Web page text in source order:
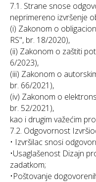
7.1. Strane snose
neprimereno izvršenje
(i) Zakonom o
RS", br. 18/2020),
(ii) Zakonom o zaštiti
6/2023),
(iii) Zakonom o
br. 66/2021),
(iv) Zakonom o
br. 52/2021),
kao i drugim važećim
7.2. Odgovornost
• Izvršilac snosi
•Usaglašenost Dizajn
zadatkom;
•Poštovanje